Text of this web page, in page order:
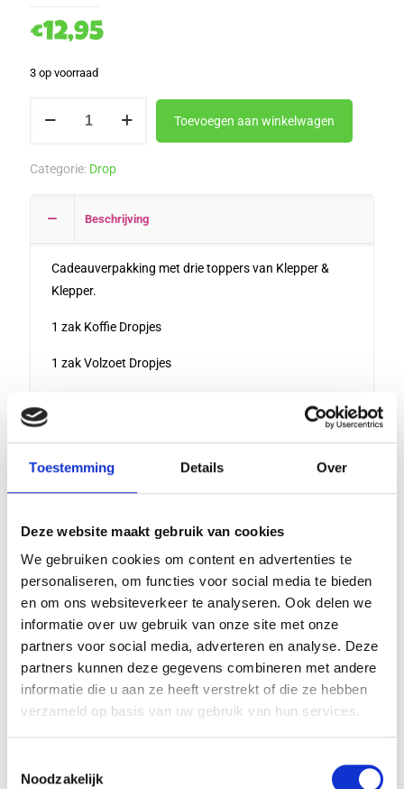
Toestemming Details Over
Deze website maakt gebruik van cookies
We gebruiken cookies om content en advertenties te
personaliseren, om functies voor social media te bieden
en om ons websiteverkeer te analyseren. Ook delen we
informatie over uw gebruik van onze site met onze
partners voor social media, adverteren en analyse. Deze
partners kunnen deze gegevens combineren met andere
informatie die u aan ze heeft verstrekt of die ze hebben
verzameld op basis van uw gebruik van hun services.
Noodzakelijk
€12,95
3 op voorraad
Cadeau
Klepper
Klepper
aantal
Toevoegen aan winkelwagen
Categorie: Drop
Beschrijving
Cadeauverpakking met drie toppers van Klepper &
Klepper.
1 zak Koffie Dropjes
1 zak Volzoet Dropjes
Gerelateerde producten
Matthijs 1